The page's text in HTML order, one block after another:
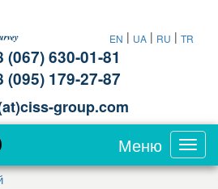
(067) 630-01-81
(095) 179-27-87
group.com
EN | UA | RU | TR
Меню